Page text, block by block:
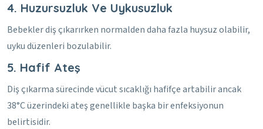
4. Huzursuzluk Ve Uykusuzluk
Bebekler diş çıkarırken normalden daha fazla huysuz olabilir,
uyku düzenleri bozulabilir.
5. Hafif Ateş
Diş çıkarma sürecinde vücut sıcaklığı hafifçe artabilir ancak
38°C üzerindeki ateş genellikle başka bir enfeksiyonun
belirtisidir.